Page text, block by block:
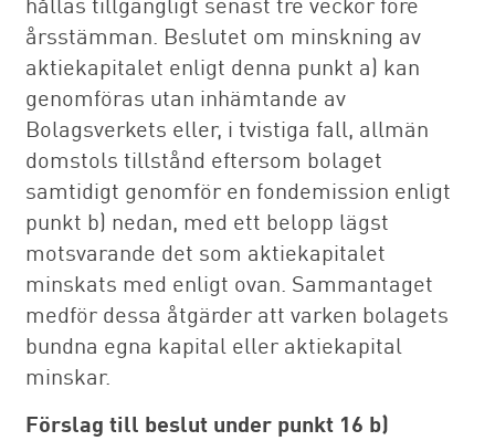
årsstämman. Beslutet om minskning av
aktiekapitalet enligt denna punkt a) kan
genomföras utan inhämtande av
Bolagsverkets eller, i tvistiga fall, allmän
domstols tillstånd eftersom bolaget
samtidigt genomför en fondemission enligt
punkt b) nedan, med ett belopp lägst
motsvarande det som aktiekapitalet
minskats med enligt ovan. Sammantaget
medför dessa åtgärder att varken bolagets
bundna egna kapital eller aktiekapital
minskar.
Förslag till beslut under punkt 16 b)